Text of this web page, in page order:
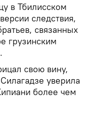
в Тбилисском
следствия,
связанных
грузинским
свою вину,
уверила
более чем